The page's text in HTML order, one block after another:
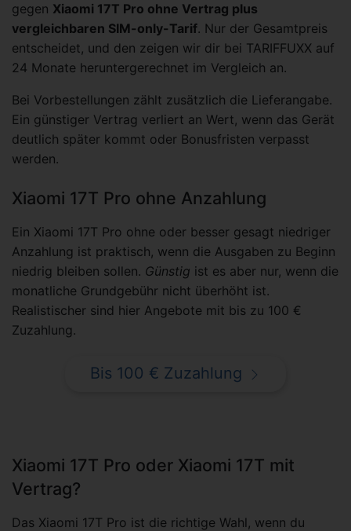
gegen Xiaomi 17T Pro ohne Vertrag plus
vergleichbaren SIM-only-Tarif. Nur der Gesamtpreis
entscheidet, und den zeigen wir dir bei TARIFFUXX auf
24 Monate heruntergerechnet im Vergleich an.
Bei Vorbestellungen zählt zusätzlich die Lieferangabe.
Ein günstiger Vertrag verliert an Wert, wenn das Gerät
deutlich später kommt oder Bonusfristen verpasst
werden.
Xiaomi 17T Pro ohne Anzahlung
Ein Xiaomi 17T Pro ohne oder besser gesagt niedriger
Anzahlung ist praktisch, wenn die Ausgaben zu Beginn
niedrig bleiben sollen. Günstig ist es aber nur, wenn die
monatliche Grundgebühr nicht überhöht ist.
Realistischer sind hier Angebote mit bis zu 100 €
Zuzahlung.
Bis 100 € Zuzahlung
Xiaomi 17T Pro oder Xiaomi 17T mit
Vertrag?
Das Xiaomi 17T Pro ist die richtige Wahl, wenn du